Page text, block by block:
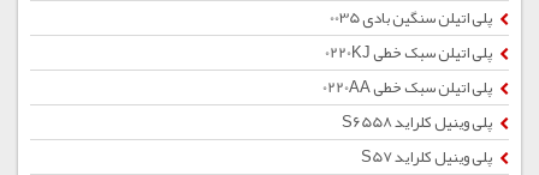
پلی اتیلن سنگین بادی 0035
پلی اتیلن سبک خطی 0220KJ
پلی اتیلن سبک خطی 0220AA
پلی وینیل کلراید S6558
پلی وینیل کلراید S57